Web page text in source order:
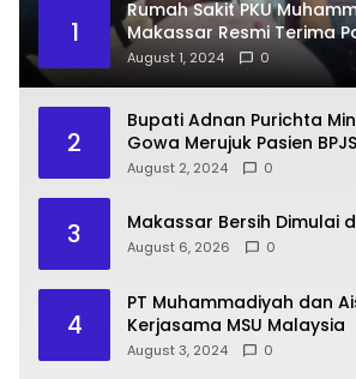
1
Rumah Sakit PKU Muhammadiyah Unismuh
Makassar Resmi Terima
August 1, 2024 0
2
Bupati Adnan Purichta
Gowa Merujuk Pasien BPJS
Muhammadiyah Unismuh
August 2, 2024 0
3 Makassar Bersih Dimulai
August 6, 2026 0
4
PT Muhammadiyah dan
Kerjasama MSU Malaysia
August 3, 2024 0